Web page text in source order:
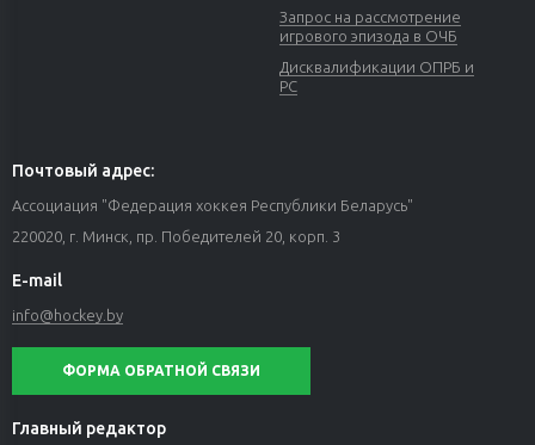
Запрос на рассмотрение
игрового эпизода в ОЧБ
Дисквалификации ОПРБ и
РС
Почтовый адрес:
Ассоциация "Федерация хоккея Республики Беларусь"
220020, г. Минск, пр. Победителей 20, корп. 3
E-mail
info@hockey.by
ФОРМА ОБРАТНОЙ СВЯЗИ
Главный редактор